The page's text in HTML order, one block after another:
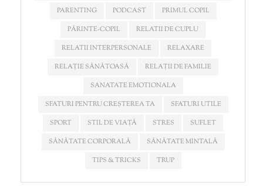
PARENTING
PODCAST
PRIMUL COPIL
PĂRINTE-COPIL
RELATII DE CUPLU
RELATII INTERPERSONALE
RELAXARE
RELAȚIE SĂNĂTOASĂ
RELAȚII DE FAMILIE
SANATATE EMOTIONALA
SFATURI PENTRU CREȘTEREA TA
SFATURI UTILE
SPORT
STIL DE VIAȚĂ STRES
SUFLET
SĂNĂTATE CORPORALĂ
SĂNĂTATE MINTALĂ
TIPS & TRICKS
TRUP